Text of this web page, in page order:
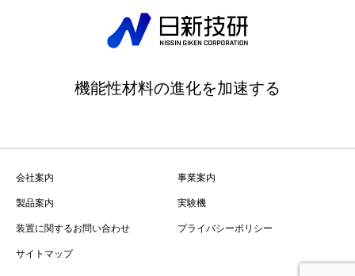
機能性材料の進化を加速する
会社案内 事業案内
製品案内 実験機
装置に関するお問い合わせ プライバシーポリシー
サイトマップ